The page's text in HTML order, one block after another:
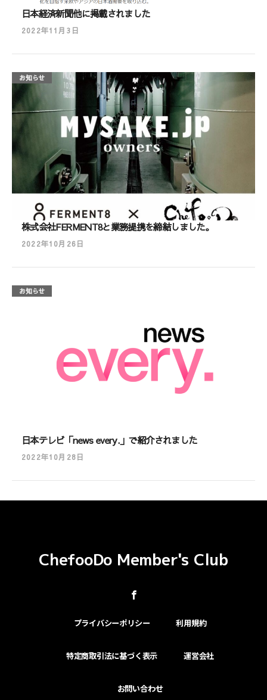
日本経済新聞他に掲載されました
2022年11月3日
お知らせ
株式会社FERMENT8と業務提携を締結しました。
2022年10月26日
お知らせ
日本テレビ「news every.」で紹介されました
2022年10月28日
ChefooDo Member's Club
プライバシーポリシー 利用規約
特定商取引法に基づく表示 運営会社
お問い合わせ